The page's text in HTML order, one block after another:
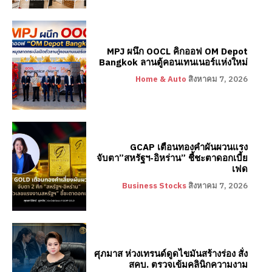
MPJ ผนึก OOCL คิกออฟ OM Depot
Bangkok ลานตู้คอนเทนเนอร์แห่งใหม่
Home & Auto สิงหาคม 7, 2026
GCAP เตือนทองคำผันผวนแรง
จับตา”สหรัฐฯ-อิหร่าน” ชี้ชะตาดอกเบี้ย
เฟด
Business Stocks สิงหาคม 7, 2026
ศุภมาส ห่วงเทรนด์ดูดไขมันสร้างร่อง สั่ง
สคบ. ตรวจเข้มคลินิกความงาม